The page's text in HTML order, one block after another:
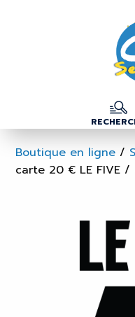
Boutique en ligne /
carte 20 € LE FIVE /